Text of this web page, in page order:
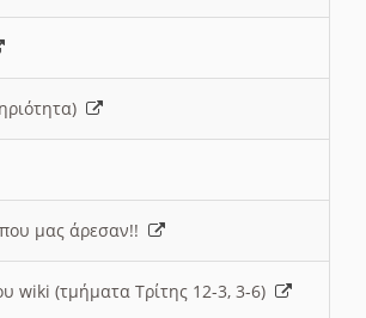
που μας άρεσαν!!
wiki (τμήματα Τρίτης 12-3, 3-6)